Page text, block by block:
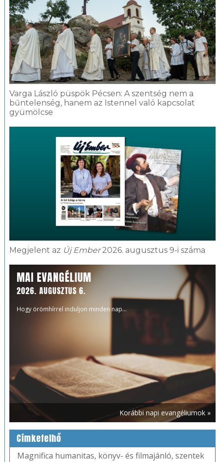
Varga László püspök Pécsen: A szentség nem a
bűntelenség, hanem az Istennel való kapcsolat
gyümölcse
Megjelent az Új Ember2026. augusztus 9-i száma
MAI EVANGÉLIUM
2026. AUGUSZTUS 6.
Hogy örömhírrel induljon minden nap...
Korábbi napi evangéliumok »
Címkefelhő
Magnifica humanitas, könyv- és filmajánló, szentek